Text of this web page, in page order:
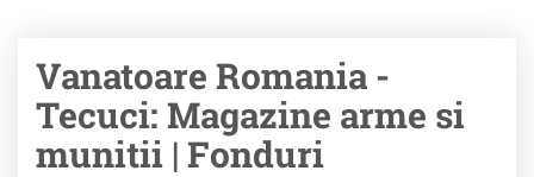
Vanatoare Romania -
Tecuci: Magazine arme si
munitii | Fonduri